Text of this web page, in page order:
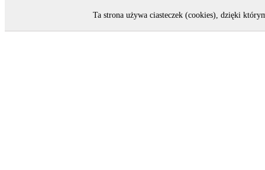
Ta strona używa ciasteczek (cookies), dzięki